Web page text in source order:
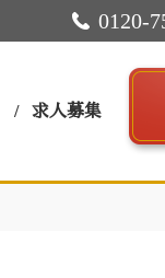
0120-
求人募集